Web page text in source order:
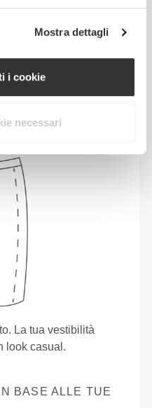
Mostra dettagli
i cookie
necessari
liberamente ogni
La tua vestibilità
look casual.
BASE ALLE TUE